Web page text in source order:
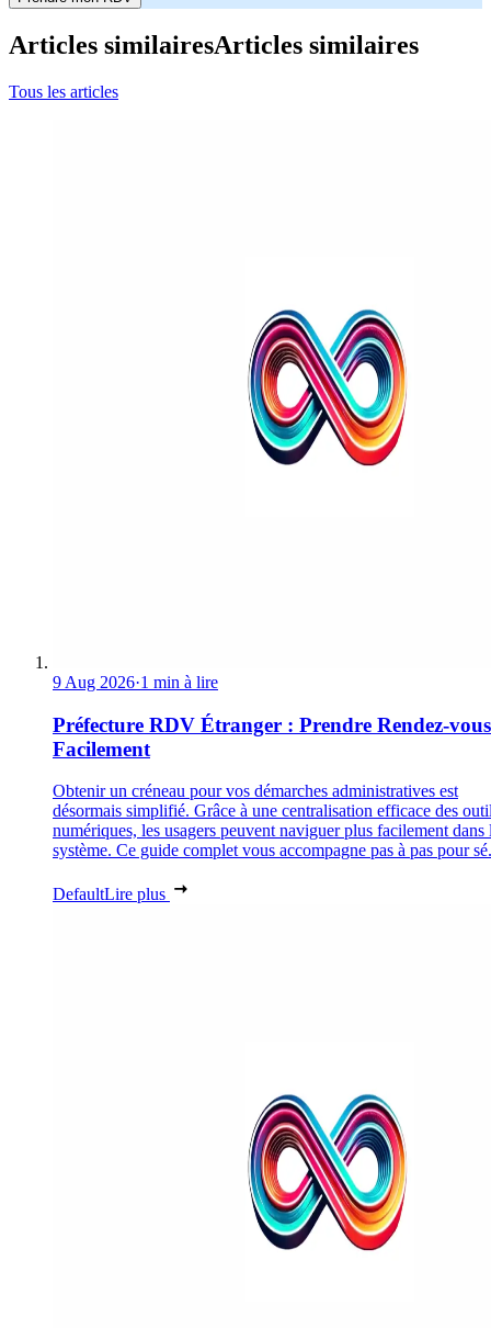
Articles similairesArticles similaires
Tous les articles
9 Aug 2026·1 min à lire
Préfecture RDV Étranger : Prendre Rendez-vous
Facilement
Obtenir un créneau pour vos démarches administratives est
désormais simplifié. Grâce à une centralisation efficace des
numériques, les usagers peuvent naviguer plus facilement dans
système. Ce guide complet vous accompagne pas à pas pour
DefaultLire plus